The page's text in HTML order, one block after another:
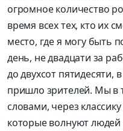
огромное количество
время всех тех, кто их
место, где я могу быть
день, не двадцати за
до двухсот пятидесяти,
пришло зрителей. Мы в
словами, через
которые волнуют